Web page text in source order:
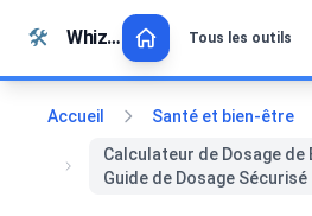
Passer au contenu
🛠️ Whiz Tools Tous les outils
Accueil
Santé et bien-être
Calculateur de Dosage de
Guide de Dosage Sécurisé
💡 Aimez-vous cet outil ?
rendre encore meilleur !
Cliquez pour ouvrir →